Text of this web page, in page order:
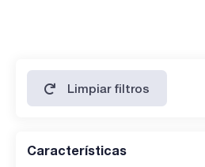
Limpiar filtros
Características